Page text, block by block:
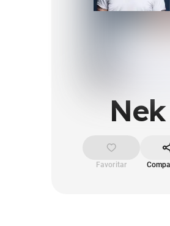
Favoritar